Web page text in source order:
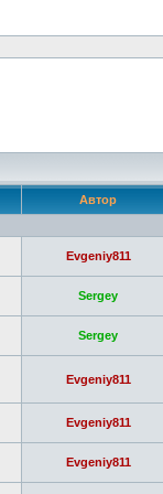
Автор
Evgeniy811
Sergey
Sergey
Evgeniy811
Evgeniy811
Evgeniy811